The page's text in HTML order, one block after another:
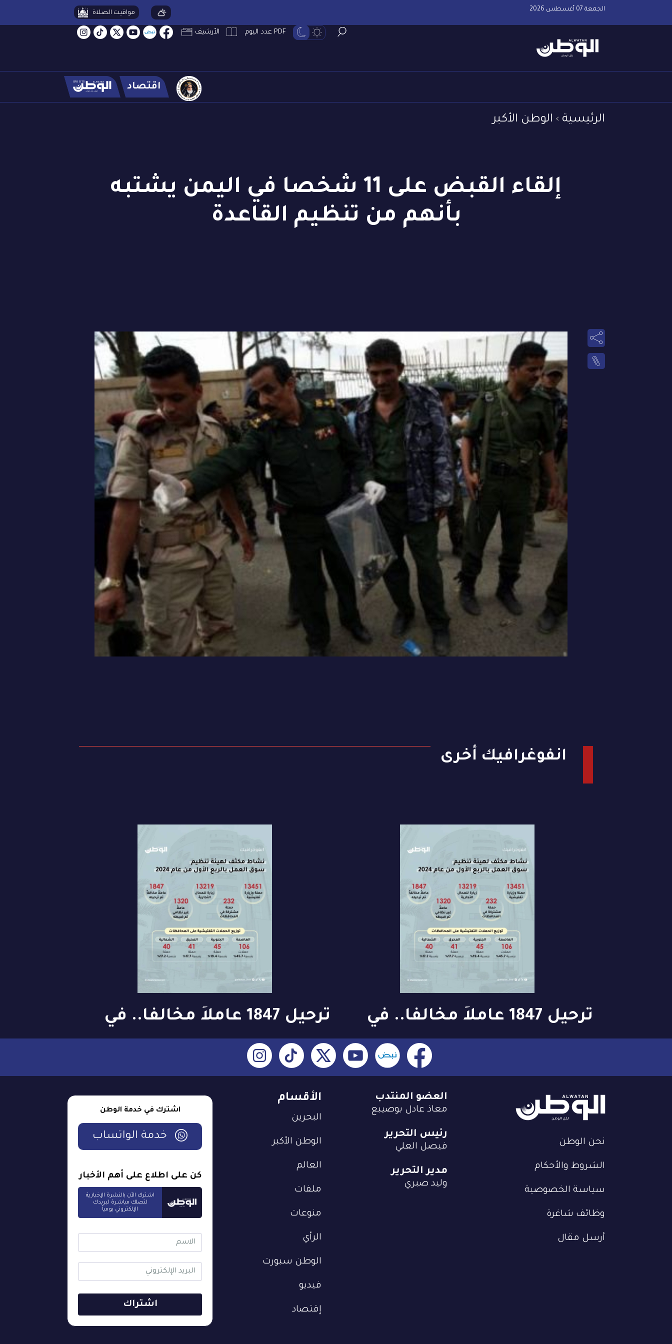
الجمعة 07 أغسطس 2026 مواقيت الصلاة
PDF عدد اليوم الأرشيف
اقتصاد
الرئيسية الوطن الأكبر
إلقاء القبض على 11 شخصا في اليمن يشتبه
بأنهم من تنظيم القاعدة
انفوغرافيك أخرى
ترحيل 1847 عاملاً مخالفاً.. في
رصد لـ«الوطن»: 13451 حملة
وزيارة تفتيشية لـ«سوق
العمل» بالربع الأول
ترحيل 1847 عاملاً مخالفاً.. في
رصد لـ«الوطن»: 13451 حملة
وزيارة تفتيشية لـ«سوق
العمل» بالربع الأول
نحن الوطن
الشروط والأحكام
سياسة الخصوصية
وظائف شاغرة
أرسل مقال
الأقسام
البحرين
الوطن الأكبر
العالم
ملفات
منوعات
الرأي
الوطن سبورت
فيديو
إقتصاد
العضو المنتدب
معاذ عادل بوصيبع
رئيس التحرير
فيصل العلي
مدير التحرير
وليد صبري
اشترك في خدمة الوطن
خدمة الواتساب
كن على اطلاع على أهم الأخبار
اشترك الآن بالنشرة الإخبارية
لتصلك مباشرة لبريدك
الإلكتروني يومياً
اشتراك